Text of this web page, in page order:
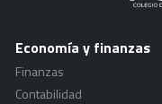
Economía y finanzas
Finanzas
Contabilidad